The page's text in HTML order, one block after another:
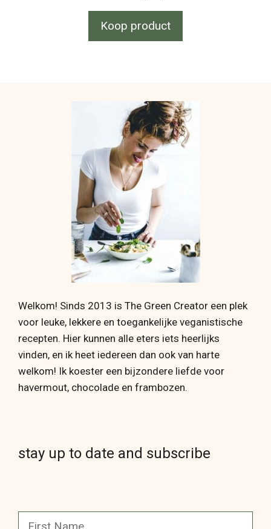
Koop product
Welkom! Sinds 2013 is The Green Creator een plek
voor leuke, lekkere en toegankelijke veganistische
recepten. Hier kunnen alle eters iets heerlijks
vinden, en ik heet iedereen dan ook van harte
welkom! Ik koester een bijzondere liefde voor
havermout, chocolade en frambozen.
stay up to date and subscribe